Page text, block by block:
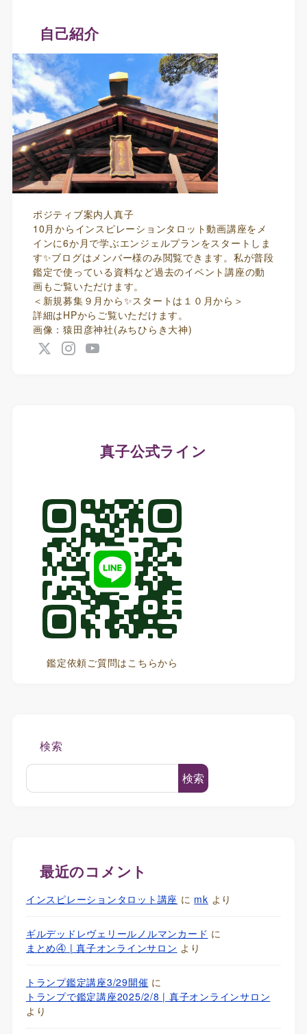
自己紹介
ポジティブ案内人真子
10月からインスピレーションタロット動画講座をメ
インに6か月で学ぶエンジェルプランをスタートしま
す✨ブログはメンバー様のみ閲覧できます。私が普段
鑑定で使っている資料など過去のイベント講座の動
画もご覧いただけます。
＜新規募集９月から✨スタートは１０月から＞
詳細はHPからご覧いただけます。
画像：猿田彦神社(みちひらき大神)
真子公式ライン
鑑定依頼ご質問はこちらから
検索
検索
最近のコメント
インスピレーションタロット講座 に mk より
ギルデッドレヴェリールノルマンカード に
まとめ④ | 真子オンラインサロン より
トランプ鑑定講座3/29開催 に
トランプで鑑定講座2025/2/8 | 真子オンラインサロン
より